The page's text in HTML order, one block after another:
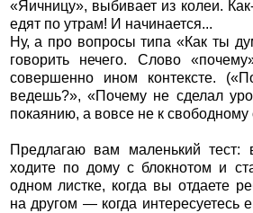
«Яичницу», выбивает из колеи.
едят по утрам! И начинается...
Ну, а про вопросы типа «Как ты
говорить нечего. Слово
совершенно ином контексте.
ведешь?», «Почему не сделал
покаянию, а вовсе не к
Предлагаю вам маленький тест:
ходите по дому с блокнотом и
одном листке, когда вы отдаете
на другом — когда интересуетесь